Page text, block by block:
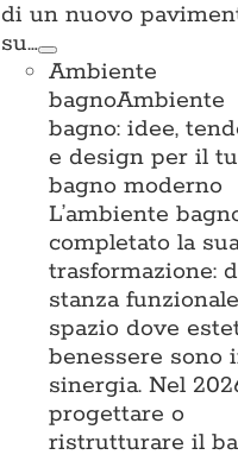
di un nuovo
su…
Ambiente
bagnoAmbiente
bagno: idee,
e design per il
bagno moderno
L’ambiente
completato la
trasformazione:
stanza
spazio dove
benessere sono
sinergia. Nel
progettare o
ristrutturare il